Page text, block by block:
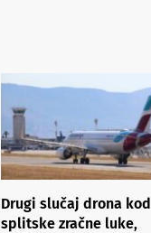
Drugi slučaj drona kod
splitske zračne luke,